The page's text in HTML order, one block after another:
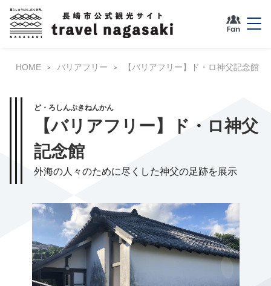
HOME バリアフリー 【バリアフリー】ド・ロ神父記念館
ど・ろしんぷきねんかん
【バリアフリー】ド・ロ神父
記念館
外海の人々のために尽くした神父の足跡を展示